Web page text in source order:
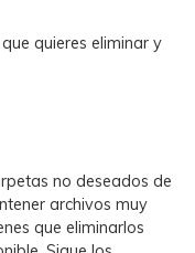
quieres eliminar y
no deseados de
archivos muy
que eliminarlos